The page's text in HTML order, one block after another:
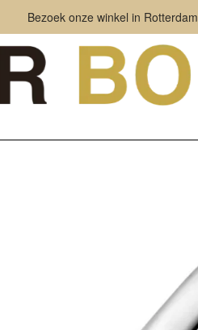
Bezoek onze winkel in Rotterdam